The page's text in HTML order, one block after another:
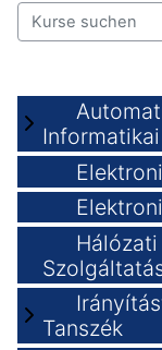
Kurse suchen
Hálózati
Tanszék